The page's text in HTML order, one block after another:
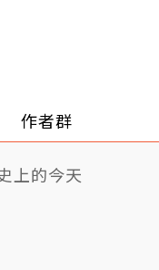
作者群
上的今天